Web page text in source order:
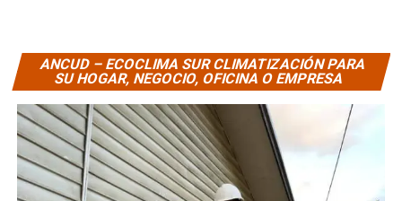
ANCUD – ECOCLIMA SUR CLIMATIZACIÓN PARA
SU HOGAR, NEGOCIO, OFICINA O EMPRESA